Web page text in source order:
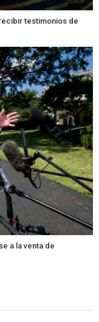
testimonios de
a la venta de